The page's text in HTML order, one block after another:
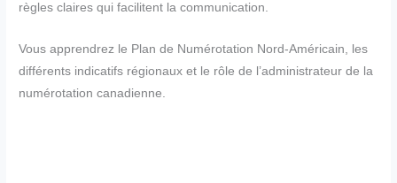
règles claires qui facilitent la communication.
Vous apprendrez le Plan de Numérotation Nord-Américain, les
différents indicatifs régionaux et le rôle de l’administrateur de la
numérotation canadienne.